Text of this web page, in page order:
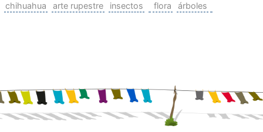
chihuahua arte rupestre insectos flora árboles